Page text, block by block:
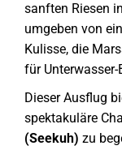
sanften Riesen
umgeben von
Kulisse, die
für
Dieser Ausflug
spektakuläre
(Seekuh) zu